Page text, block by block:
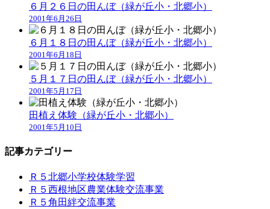
６月２６日の田んぼ（緑が丘小・北郷小）
2001年6月26日
６月１８日の田んぼ（緑が丘小・北郷小）
2001年6月18日
５月１７日の田んぼ（緑が丘小・北郷小）
2001年5月17日
田植え体験（緑が丘小・北郷小）
2001年5月10日
記事カテゴリー
Ｒ５北郷小学校体験学習
Ｒ５西根地区農業体験交流事業
Ｒ５角田絆交流事業